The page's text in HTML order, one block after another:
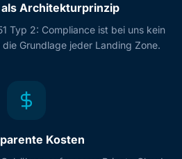
Architekturprinzip
Typ 2: Compliance ist bei uns kein
Grundlage jeder Landing Zone.
Kosten